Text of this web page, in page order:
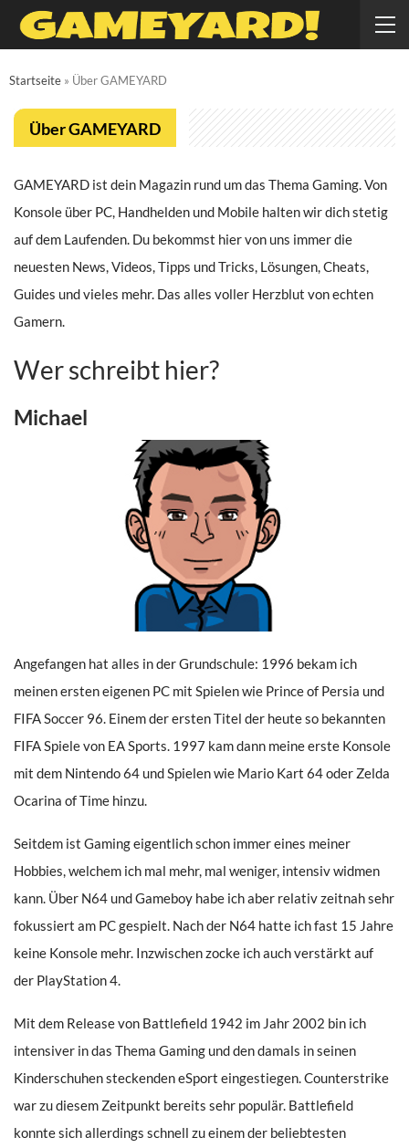
Startseite » Über GAMEYARD
Über GAMEYARD
GAMEYARD ist dein Magazin rund um das Thema Gaming. Von
Konsole über PC, Handhelden und Mobile halten wir dich stetig
auf dem Laufenden. Du bekommst hier von uns immer die
neuesten News, Videos, Tipps und Tricks, Lösungen, Cheats,
Guides und vieles mehr. Das alles voller Herzblut von echten
Gamern.
Wer schreibt hier?
Michael
Angefangen hat alles in der Grundschule: 1996 bekam ich
meinen ersten eigenen PC mit Spielen wie Prince of Persia und
FIFA Soccer 96. Einem der ersten Titel der heute so bekannten
FIFA Spiele von EA Sports. 1997 kam dann meine erste Konsole
mit dem Nintendo 64 und Spielen wie Mario Kart 64 oder Zelda
Ocarina of Time hinzu.
Seitdem ist Gaming eigentlich schon immer eines meiner
Hobbies, welchem ich mal mehr, mal weniger, intensiv widmen
kann. Über N64 und Gameboy habe ich aber relativ zeitnah sehr
fokussiert am PC gespielt. Nach der N64 hatte ich fast 15 Jahre
keine Konsole mehr. Inzwischen zocke ich auch verstärkt auf
der PlayStation 4.
Mit dem Release von Battlefield 1942 im Jahr 2002 bin ich
intensiver in das Thema Gaming und den damals in seinen
Kinderschuhen steckenden eSport eingestiegen. Counterstrike
war zu diesem Zeitpunkt bereits sehr populär. Battlefield
konnte sich allerdings schnell zu einem der beliebtesten